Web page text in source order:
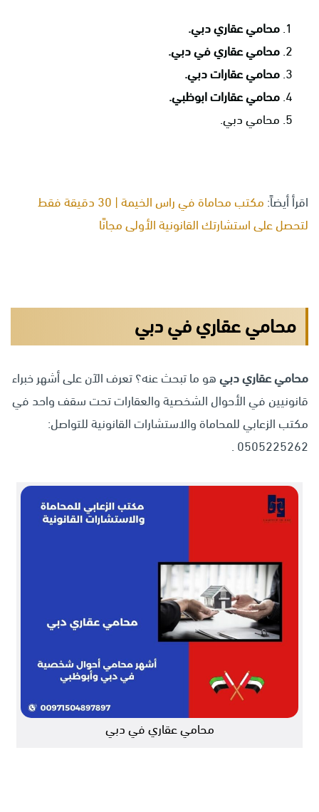
محامي عقاري دبي.
محامي عقاري في دبي.
محامي عقارات دبي.
محامي عقارات ابوظبي.
محامي دبي.
اقرأ أيضاً:
مكتب محاماة في راس الخيمة | 30 دقيقة فقط
لتحصل على استشارتك القانونية الأولى مجانًا
محامي عقاري في دبي
محامي عقاري دبيهو ما تبحث عنه؟ تعرف الآن على أشهر خبراء
قانونيين في الأحوال الشخصية والعقارات تحت سقف واحد في
مكتب الزعابي للمحاماة والاستشارات القانونية للتواصل:
0505225262 .
محامي عقاري في دبي